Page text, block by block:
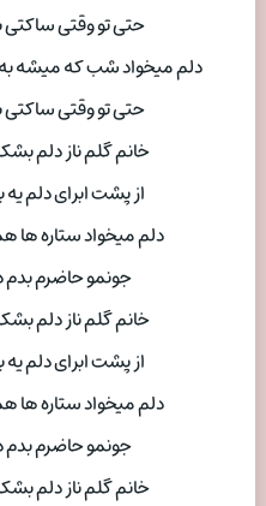
حتی تو وقتی
دلم میخواد شب که میشه
حتی تو وقتی
خانم گلم ناز دلم
از پشت ابرای دلم
دلم میخواد ستاره ها
جونمو حاضرم بدم
خانم گلم ناز دلم
از پشت ابرای دلم
دلم میخواد ستاره ها
جونمو حاضرم بدم
خانم گلم ناز دلم